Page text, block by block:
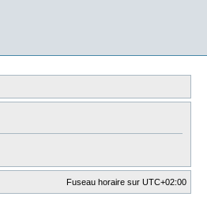
Fuseau horaire sur UTC+02:00